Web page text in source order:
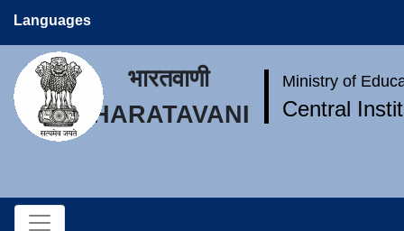
Languages
भारतवाणी
BHARATAVANI
Ministry of
Central